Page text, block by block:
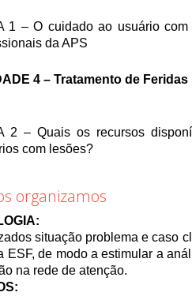
1 – O cuidado ao usuário
da APS
4 – Tratamento de Feridas
2 – Quais os recursos
com lesões?
organizamos
situação problema e caso
ESF, de modo a estimular a
na rede de atenção.